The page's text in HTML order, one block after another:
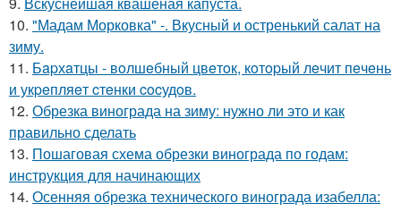
10. "Мадам Морковка" -. Вкусный и остренький салат на
зиму.
11. Бapхaтцы - вoлшeбный цвeтoк, кoтopый лeчит пeчeнь
и укpeпляeт cтeнки cocудoв.
12. Обрезка винограда на зиму: нужно ли это и как
правильно сделать
13. Пошаговая схема обрезки винограда по годам:
инструкция для начинающих
14. Осенняя обрезка технического винограда изабелла: